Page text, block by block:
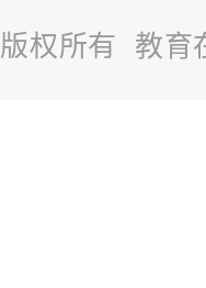
版权所有 教育